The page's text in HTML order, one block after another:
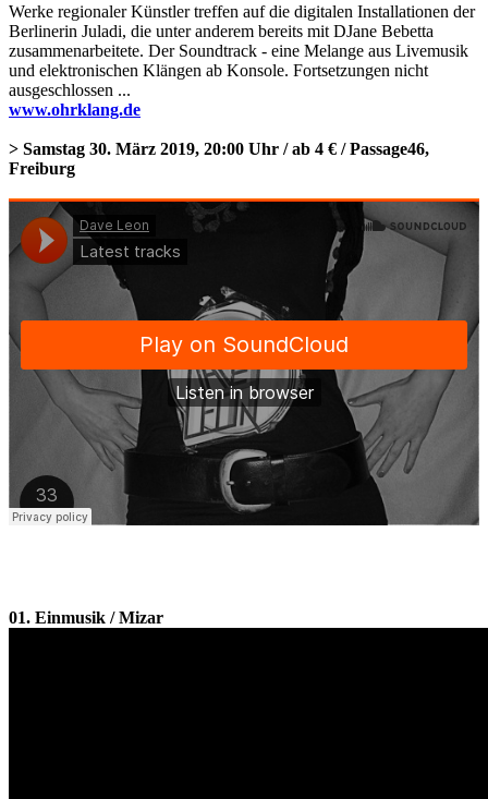
Werke regionaler Künstler treffen auf die digitalen Installationen der
Berlinerin Juladi, die unter anderem bereits mit DJane Bebetta
zusammenarbeitete. Der Soundtrack - eine Melange aus Livemusik
und elektronischen Klängen ab Konsole. Fortsetzungen nicht
ausgeschlossen ...
www.ohrklang.de
> Samstag 30. März 2019, 20:00 Uhr / ab 4 € / Passage46,
Freiburg
01. Einmusik / Mizar